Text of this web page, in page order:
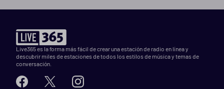
Live365 es la forma más fácil de crear una estación de radio en línea y
descubrir miles de estaciones de todos los estilos de música y temas de
conversación.